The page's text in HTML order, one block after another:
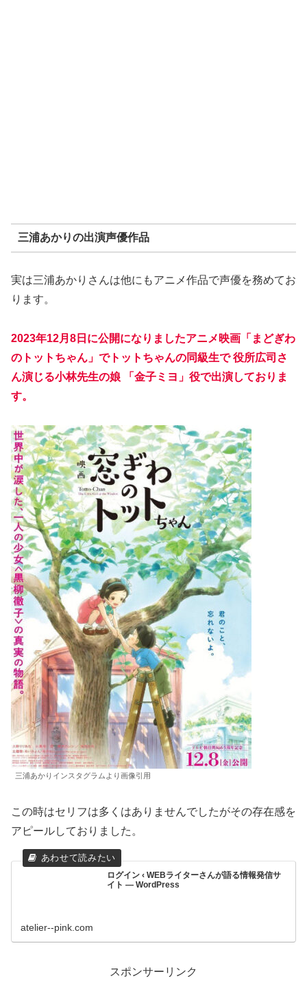
三浦あかりの出演声優作品
実は三浦あかりさんは他にもアニメ作品で声優を務めてお
ります。
2023年12月8日に公開になりましたアニメ映画「まどぎわ
のトットちゃん」でトットちゃんの同級生で 役所広司さ
ん演じる小林先生の娘 「金子ミヨ」役で出演しておりま
す。
三浦あかりインスタグラムより画像引用
この時はセリフは多くはありませんでしたがその存在感を
アピールしておりました。
ログイン ‹ WEBライターさんが語る情報発信サ
イト — WordPress
atelier--pink.com
スポンサーリンク